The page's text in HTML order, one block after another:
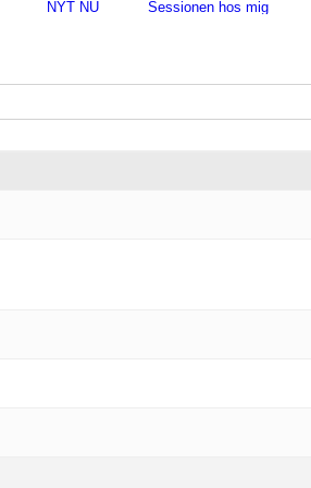
NYT NU Sessionen hos mig